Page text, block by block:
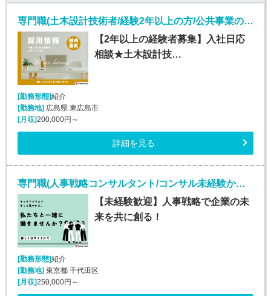
専門職(土木設計技術者/経験2年以上の方/公共事業の元請け)
【2年以上の経験者募集】入社日応
相談★土木設計技…
[勤務形態]紹介
[勤務地]広島県 東広島市
[月収]200,000円～
詳細を見る
専門職(人事戦略コンサルタント/コンサル未経験から挑戦可能)
【未経験歓迎】人事戦略で企業の未
来を共に創る！
[勤務形態]紹介
[勤務地]東京都 千代田区
[月収]250,000円～